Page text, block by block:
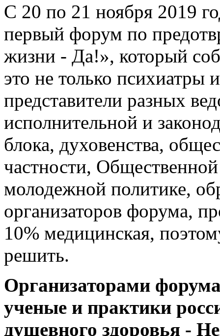
С 20 по 21 ноября 2019
первый форум по
жизни - Да!», который
это не только психиатры
представители разных
исполнительной и
блока, духовенства,
частности,
молодежной политике,
организаторов форума,
10% медицинская,
решить.
Организаторами
ученые и практики
душевного здоровья -